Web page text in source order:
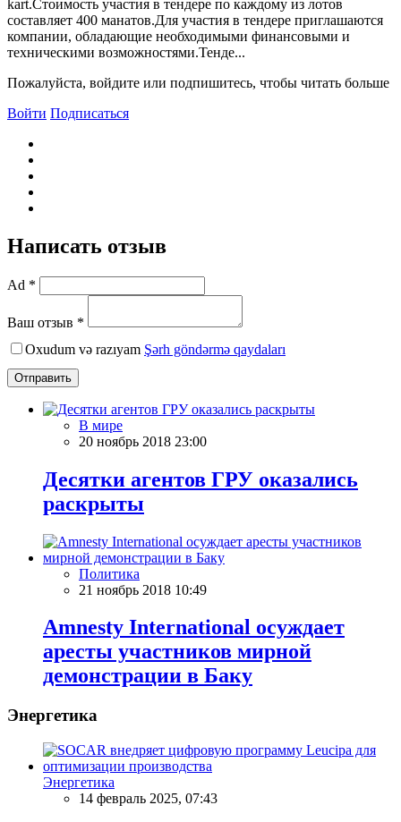
kart.Стоимость участия в тендере по каждому из лотов
составляет 400 манатов.Для участия в тендере приглашаются
компании, обладающие необходимыми финансовыми и
техническими возможностями.Тенде...
Пожалуйста, войдите или подпишитесь, чтобы читать больше
Войти Подписаться
Написать отзыв
Ad *
Ваш отзыв *
Oxudum və razıyam Şərh göndərmə qaydaları
Отправить
В мире
20 ноябрь 2018 23:00
Десятки агентов ГРУ оказались
раскрыты
Политика
21 ноябрь 2018 10:49
Amnesty International осуждает
аресты участников мирной
демонстрации в Баку
Энергетика
Энергетика
14 февраль 2025, 07:43